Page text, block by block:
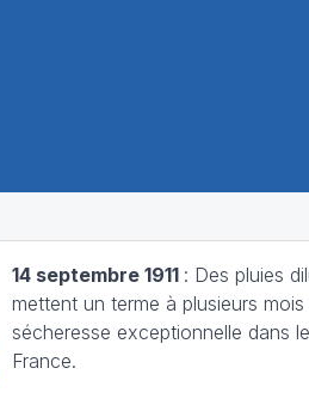
14 septembre 1911 : Des pluies
mettent un terme à plusieurs mois
sécheresse exceptionnelle dans
France.